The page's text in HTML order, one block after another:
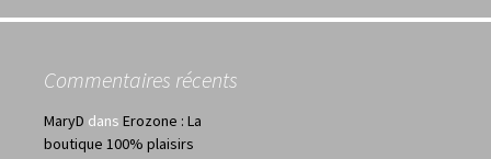
Commentaires récents
MaryD dans Erozone : La
boutique 100% plaisirs